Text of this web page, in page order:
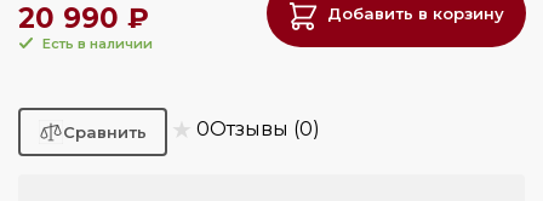
20 990 ₽
Есть в наличии
Добавить в корзину
★ 0Отзывы (0)